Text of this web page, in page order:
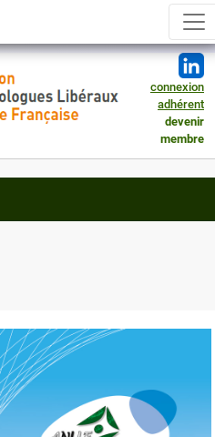
connexion
adhérent
devenir
membre